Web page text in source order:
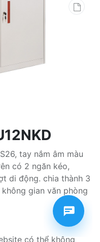
tay nắm âm màu
có 2 ngăn kéo,
di động. chia thành 3
gian văn phòng
có thể không